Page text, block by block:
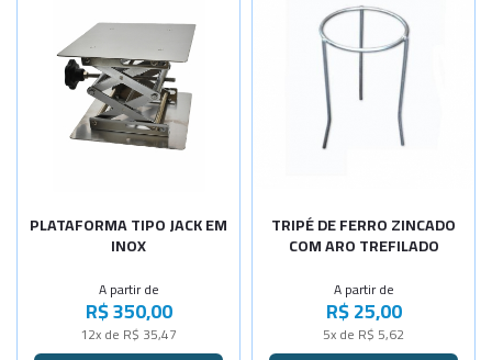
PLATAFORMA TIPO JACK EM
INOX
A partir de
R$ 350,00
12x de R$ 35,47
Selecione a Quantidade
100x100x17
-
150x150x25 -
TRIPÉ DE FERRO ZINCADO
COM ARO TREFILADO
A partir de
R$ 25,00
5x de R$ 5,62
-